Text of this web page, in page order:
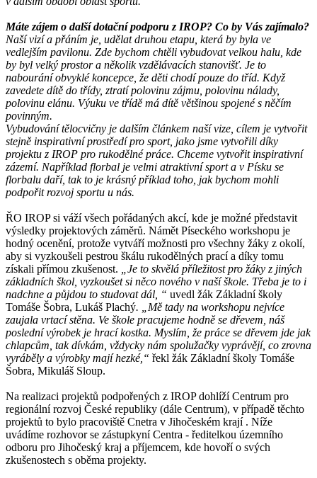
Máte zájem o další dotační podporu z IROP? Co by Vás zajímalo?
Naší vizí a přáním je, udělat druhou etapu, která by byla ve
vedlejším pavilonu. Zde bychom chtěli vybudovat velkou halu, kde
by byl velký prostor a několik vzdělávacích stanovišť. Je to
nabourání obvyklé koncepce, že děti chodí pouze do tříd. Když
zavedete dítě do třídy, ztratí polovinu zájmu, polovinu nálady,
polovinu elánu. Výuku ve třídě má dítě většinou spojené s něčím
povinným.
Vybudování tělocvičny je dalším článkem naší vize, cílem je vytvořit
stejně inspirativní prostředí pro sport, jako jsme vytvořili díky
projektu z IROP pro rukodělné práce. Chceme vytvořit inspirativní
zázemí. Například florbal je velmi atraktivní sport a v Písku se
florbalu daří, tak to je krásný příklad toho, jak bychom mohli
podpořit rozvoj sportu u nás.
ŘO IROP si váží všech pořádaných akcí, kde je možné představit
výsledky projektových záměrů. Námět Píseckého workshopu je
hodný ocenění, protože vytváří možnosti pro všechny žáky z okolí,
aby si vyzkoušeli pestrou škálu rukodělných prací a díky tomu
získali přímou zkušenost.
„Je to skvělá příležitost pro žáky z jiných
základních škol, vyzkoušet si něco nového v naší škole. Třeba je to i
nadchne a půjdou to studovat dál, “ uvedl žák Základní školy
Tomáše Šobra, Lukáš Plachý. „Mě tady na workshopu nejvíce
zaujala vrtací stěna. Ve škole pracujeme hodně se dřevem, náš
poslední výrobek je hrací kostka. Myslím, že práce se dřevem jde jak
chlapcům, tak dívkám, vždycky nám spolužačky vyprávějí, co zrovna
vyráběly a výrobky mají hezké, “ řekl žák Základní školy Tomáše
Šobra, Mikuláš Sloup.
Na realizaci projektů podpořených z IROP dohlíží Centrum pro
regionální rozvoj České republiky (dále Centrum), v případě těchto
projektů to bylo pracoviště Cnetra v Jihočeském krají . Níže
uvádíme rozhovor se zástupkyní Centra - ředitelkou územního
odboru pro Jihočeský kraj a příjemcem, kde hovoří o svých
zkušenostech s oběma projekty.